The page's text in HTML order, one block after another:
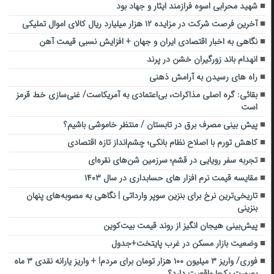
شهید محرابی اسوه فرازمند ایثار و جهاد بود
آخرین فرصت شرکت در مزایده ۱۲ هزار میلیارد ریال کالای اموال تملیکی
نگاهی به اخبار اقتصادی ایران و جهان + افزایش نسبی قیمت آهن
انهدام باند زورگیران خشن در پرند
راه های رسیدن به آرامش ذهنی
بقائی: گره اصلی مذاکرات، بی‌اعتمادی به آمریکاست/ غنی‌سازی خط قرمز
است
پیش بینی مصرف برق در تابستان / منتظر خاموشی باشیم؟
کاهش تورم با اصلاح نظام بانکی؛ چشم‌انداز تازه اقتصادی
تجربه‌ سفر رویایی در قشم؛ سرزمین شن‌های نقره‌ای‌
مقایسه قیمت نرم افزار های حسابداری در سال ۱۴۰۳
تاریخی‌ترین نرخ برای بنزین سوپر وارداتی | نگاهی به مصوبه‌های پنهان
بنزینی
پیش‌بینی هیجان انگیز از روند قیمت بیت‌کوین
وضعیت بازار مسکن در غرب پایتخت+جدول
فوری/ واریز ۳ میلیون ۱۰۰ هزار تومان برای مردم! + واریز یارانه نقدی ۳ ماه